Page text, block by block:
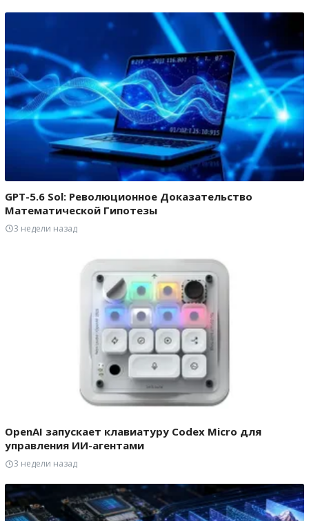
GPT-5.6 Sol: Революционное Доказательство
Математической Гипотезы
3 недели назад
OpenAI запускает клавиатуру Codex Micro для
управления ИИ-агентами
3 недели назад